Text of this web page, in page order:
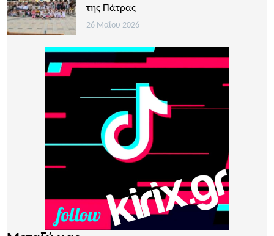
της Πάτρας
26 Μαΐου 2026